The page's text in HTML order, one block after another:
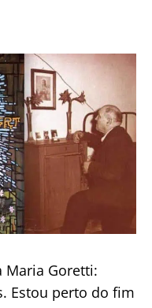
Maria Goretti:
Estou perto do fim